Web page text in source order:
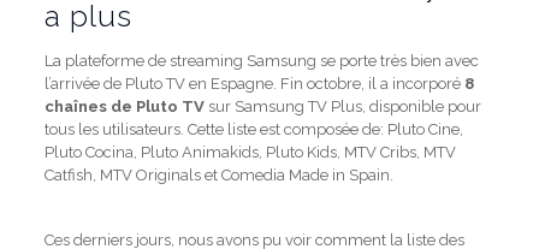
a plus
La plateforme de streaming Samsung se porte très bien avec
l’arrivée de Pluto TV en Espagne. Fin octobre, il a incorporé8
chaînes de Pluto TVsur Samsung TV Plus, disponible pour
tous les utilisateurs. Cette liste est composée de: Pluto Cine,
Pluto Cocina, Pluto Animakids, Pluto Kids, MTV Cribs, MTV
Catfish, MTV Originals et Comedia Made in Spain.
Ces derniers jours, nous avons pu voir comment la liste des